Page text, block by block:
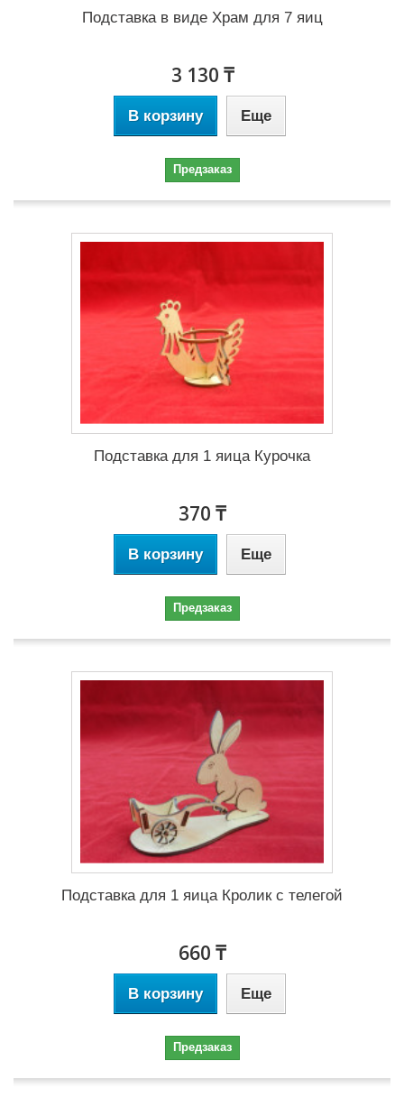
Подставка в виде Храм для 7 яиц
3 130 ₸
В корзину Еще
Предзаказ
Подставка для 1 яица Курочка
370 ₸
В корзину Еще
Предзаказ
Подставка для 1 яица Кролик с телегой
660 ₸
В корзину Еще
Предзаказ